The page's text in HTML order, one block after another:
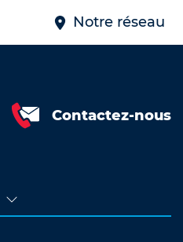
Notre réseau
Contactez-nous